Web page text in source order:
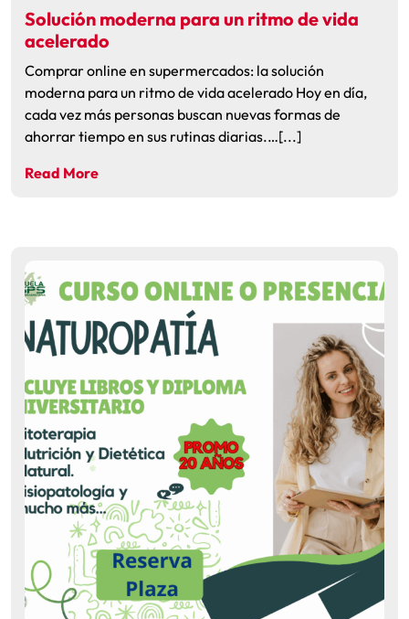
Solución moderna para un ritmo de vida
acelerado
Comprar online en supermercados: la solución
moderna para un ritmo de vida acelerado Hoy en día,
cada vez más personas buscan nuevas formas de
ahorrar tiempo en sus rutinas diarias.…[...]
Read More